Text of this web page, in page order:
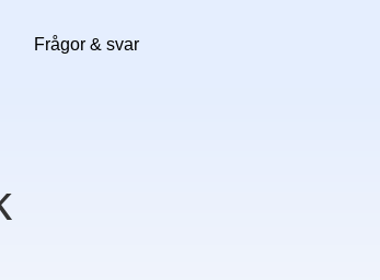
Frågor & svar